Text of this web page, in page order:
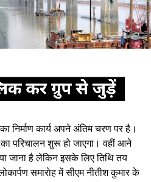
निर्माण कार्य अपने अंतिम चरण पर है।
परिचालन शुरू हो जाएगा। वहीं आने
जाना है लेकिन इसके लिए तिथि तय
समाराेह में सीएम नीतीश कुमार के